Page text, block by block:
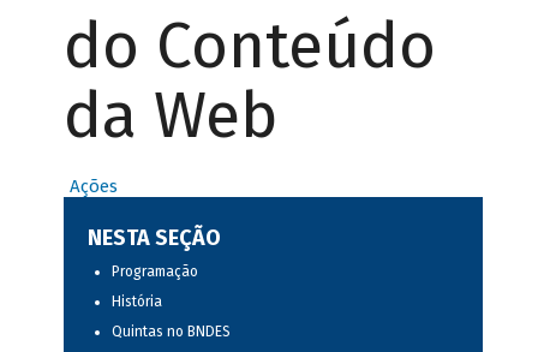
do Conteúdo
da Web
Ações
NESTA SEÇÃO
Programação
História
Quintas no BNDES